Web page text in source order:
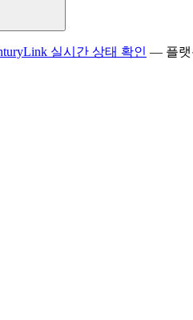
실시간 상태 확인 — 플랫